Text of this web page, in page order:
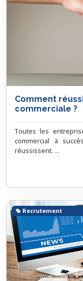
Comment
commerciale ?
Toutes les
commercial à
réussissent. ...
Recrutement